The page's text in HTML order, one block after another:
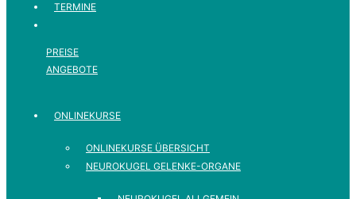
TERMINE
PREISE
ANGEBOTE
ONLINEKURSE
ONLINEKURSE ÜBERSICHT
NEUROKUGEL GELENKE-ORGANE